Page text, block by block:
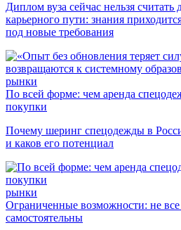
Диплом вуза сейчас нельзя считать
карьерного пути: знания
под новые требования
рынки
По всей форме: чем аренда
покупки
Почему шеринг спецодежды в
и каков его потенциал
рынки
Ограниченные возможности: не
самостоятельны